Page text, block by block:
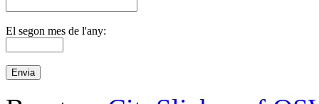
El segon mes de l'any: